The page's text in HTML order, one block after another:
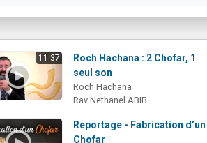
11:37
Roch Hachana : 2 Chofar, 1
seul son
Roch Hachana
Rav Nethanel ABIB
Reportage - Fabrication d’un
Chofar